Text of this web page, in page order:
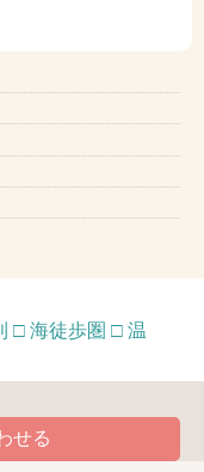
□ 海徒歩圏 □ 温
せる